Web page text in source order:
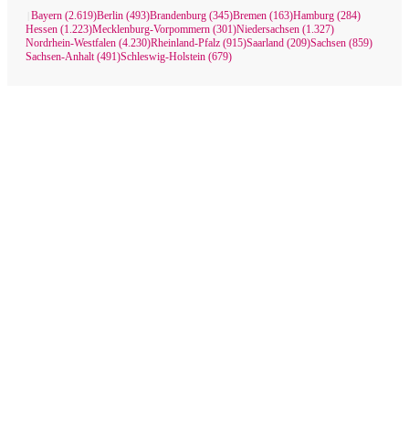
Bayern (2.619)Berlin (493)Brandenburg (345)Bremen (163)Hamburg (284)
Hessen (1.223)Mecklenburg-Vorpommern (301)Niedersachsen (1.327)
Nordrhein-Westfalen (4.230)Rheinland-Pfalz (915)Saarland (209)Sachsen (859)
Sachsen-Anhalt (491)Schleswig-Holstein (679)